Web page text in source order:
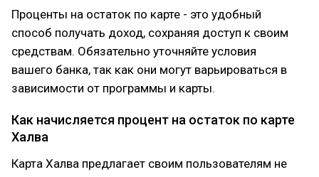
Проценты на остаток по карте - это удобный
способ получать доход, сохраняя доступ к своим
средствам. Обязательно уточняйте условия
вашего банка, так как они могут варьироваться в
зависимости от программы и карты.
Как начисляется процент на остаток по карте
Халва
Карта Халва предлагает своим пользователям не